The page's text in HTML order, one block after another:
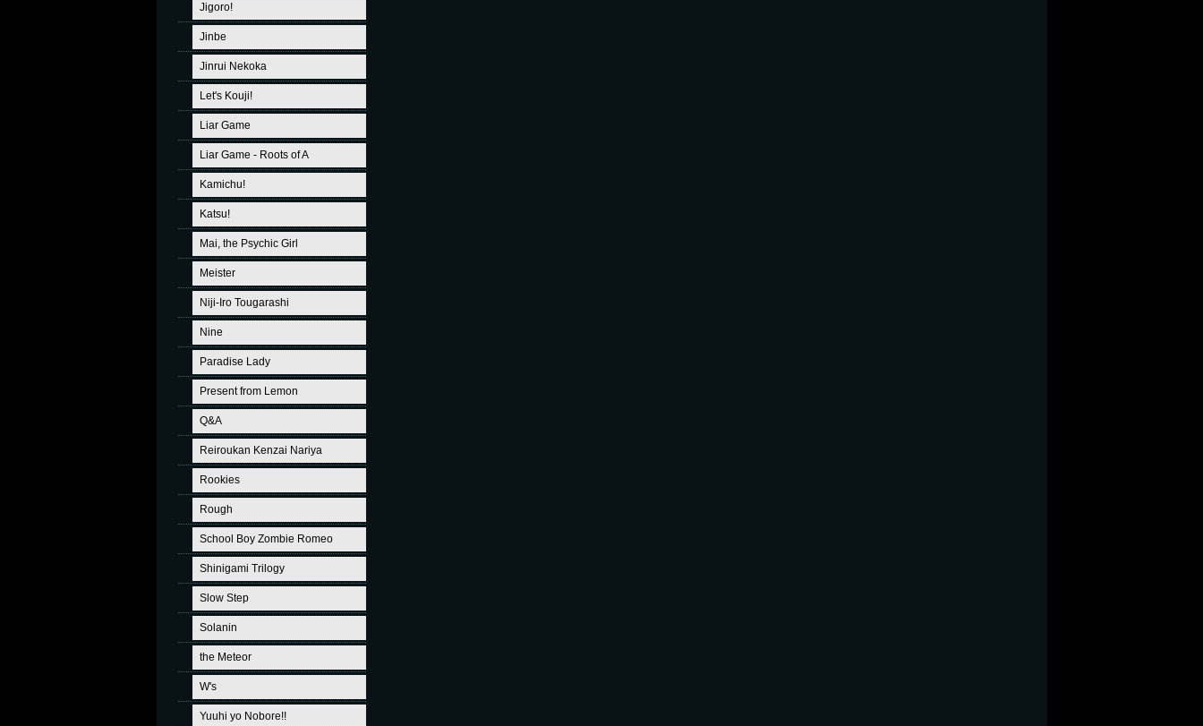
Jigoro!
Jinbe
Jinrui Nekoka
Let's Kouji!
Liar Game
Liar Game - Roots of A
Kamichu!
Katsu!
Mai, the Psychic Girl
Meister
Niji-Iro Tougarashi
Nine
Paradise Lady
Present from Lemon
Q&A
Reiroukan Kenzai Nariya
Rookies
Rough
School Boy Zombie Romeo
Shinigami Trilogy
Slow Step
Solanin
the Meteor
W's
Yuuhi yo Nobore!!